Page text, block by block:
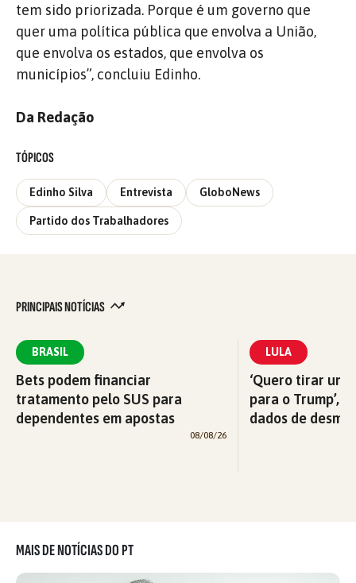
tem sido priorizada. Porque é um governo que
quer uma política pública que envolva a União,
que envolva os estados, que envolva os
municípios”, concluiu Edinho.
Da Redação
TÓPICOS
Edinho Silva Entrevista GloboNews
Partido dos Trabalhadores
PRINCIPAIS NOTÍCIAS
BRASIL
Bets podem financiar
tratamento pelo SUS para
dependentes em apostas
08/08/26
LULA
‘Quero tirar
para o Trump’,
dados de
MAIS DE NOTÍCIAS DO PT